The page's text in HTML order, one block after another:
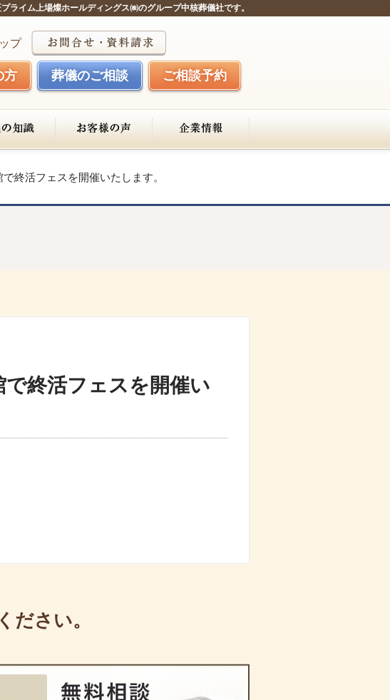
ライム上場燦ホールディングス㈱のグループ中核葬儀社です。
プ
方 葬儀のご相談 ご相談予約
終活フェスを開催いたします。
で終活フェスを開催い
ださい。